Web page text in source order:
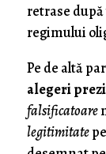
retrase
regimului
Pe de altă
alegeri
falsificatoare
legitimitate